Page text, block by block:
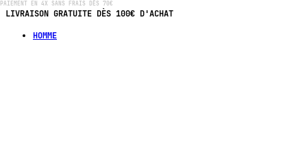
LIVRAISON GRATUITE DÈS 100€ D'ACHAT
HOMME
PAIEMENT EN 4X SANS FRAIS DÈS 70€